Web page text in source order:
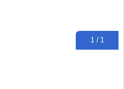
1 / 1